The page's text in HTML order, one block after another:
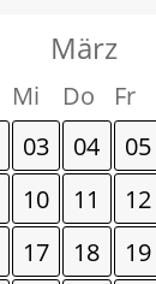
März
Mi Do Fr
03 04 05
10 11 12
17 18 19